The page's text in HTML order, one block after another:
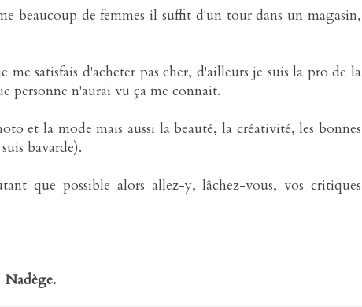
beaucoup de femmes il suffit d'un tour dans un magasin,
satisfais d'acheter pas cher, d'ailleurs je suis la pro de la
personne n'aurai vu ça me connait.
et la mode mais aussi la beauté, la créativité, les bonnes
bavarde).
que possible alors allez-y, lâchez-vous, vos critiques
Nadège.